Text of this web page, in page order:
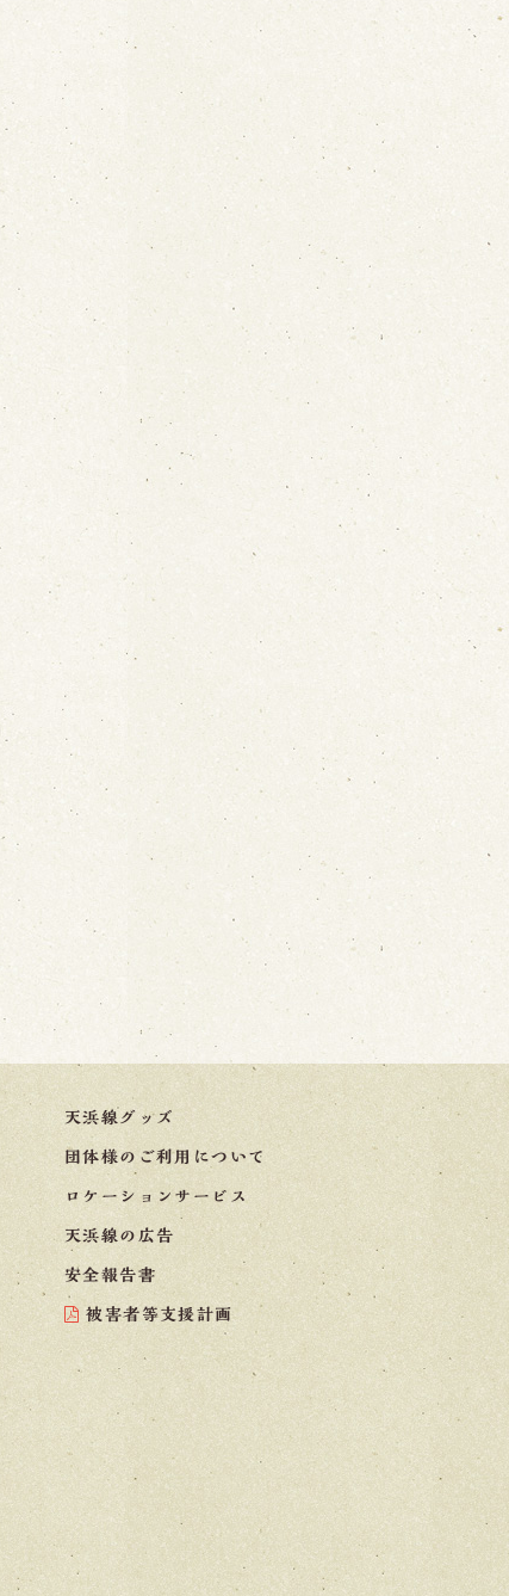
芸術
秋野不矩美術館
磐田郡二俣町城山（現：
浜松市天竜区二俣町）…
食事をする
さいとうラーメン
50年以上変わらない、あ
天浜線グッズ
団体様のご利用について
ロケーションサービス
天浜線の広告
安全報告書
被害者等支援計画